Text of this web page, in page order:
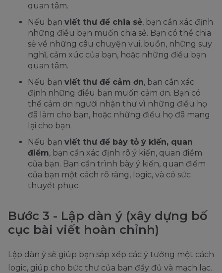
quan tâm.
Nếu bạn viết thư để chia sẻ, bạn cần xác định
những điều bạn muốn chia sẻ. Bạn có thể chia
sẻ về những câu chuyện vui, buồn, những suy
nghĩ, cảm xúc của bạn, hoặc những điều bạn
quan tâm.
Nếu bạn viết thư để cảm ơn, bạn cần xác
định những điều bạn muốn cảm ơn. Bạn có
thể cảm ơn người nhận thư vì những điều họ
đã làm cho bạn, hoặc những điều họ đã mang
lại cho bạn.
Nếu bạn viết thư để bày tỏ ý kiến, quan
điểm, bạn cần xác định rõ ý kiến, quan điểm
của bạn. Bạn cần trình bày ý kiến, quan điểm
của bạn một cách rõ ràng, logic, và có sức
thuyết phục.
Bước 3 - Lập dàn ý (xây dựng bố
cục bài viết hoàn chỉnh)
Lập dàn ý sẽ giúp bạn sắp xếp các ý tưởng một cách
logic, giúp cho bức thư của bạn đầy đủ và mạch lạc.